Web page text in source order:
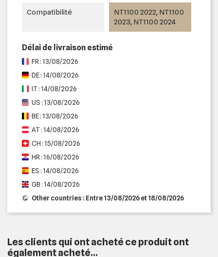
Compatibilité
NT1100 2022, NT1100
2023, NT1100 2024
Délai de livraison estimé
FR : 13/08/2026
DE : 14/08/2026
IT : 14/08/2026
US : 13/08/2026
BE : 13/08/2026
AT : 14/08/2026
CH : 15/08/2026
HR : 16/08/2026
ES : 14/08/2026
GB : 14/08/2026
Other countries : Entre 13/08/2026 et 18/08/2026
Les clients qui ont acheté ce produit ont
également acheté...